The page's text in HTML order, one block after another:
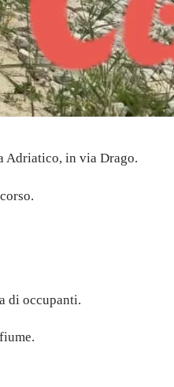
Adriatico, in via Drago.
di occupanti.